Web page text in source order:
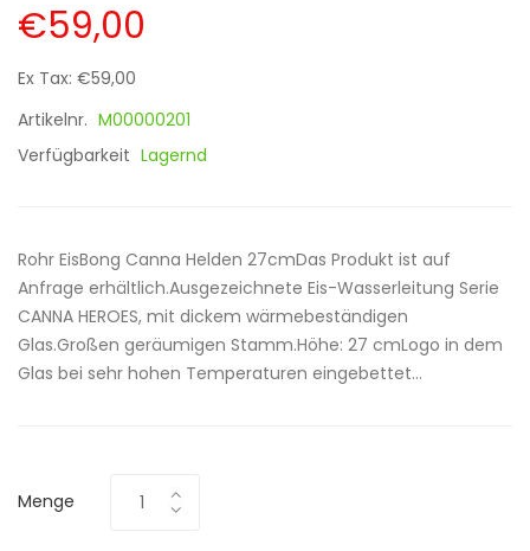
€59,00
Ex Tax: €59,00
Artikelnr. M00000201
Verfügbarkeit Lagernd
Rohr EisBong Canna Helden 27cmDas Produkt ist auf
Anfrage erhältlich.Ausgezeichnete Eis-Wasserleitung Serie
CANNA HEROES, mit dickem wärmebeständigen
Glas.Großen geräumigen Stamm.Höhe: 27 cmLogo in dem
Glas bei sehr hohen Temperaturen eingebettet...
Menge